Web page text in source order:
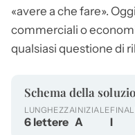
«avere a che fare».
commerciali o
qualsiasi questione di
Schema della
LUNGHEZZA
6 lettere
INIZIALE
A I